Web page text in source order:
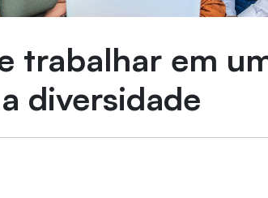
trabalhar em
diversidade